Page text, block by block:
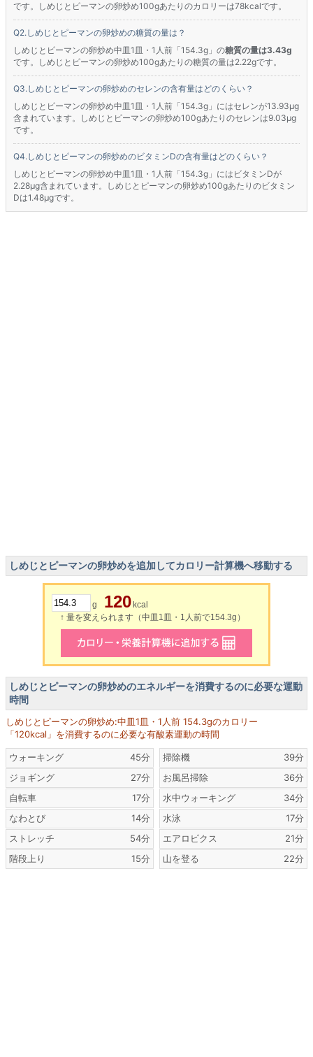
です。しめじとピーマンの卵炒め100gあたりのカロリーは78kcalです。
しめじとピーマンの卵炒めの糖質の量は？
しめじとピーマンの卵炒め中皿1皿・1人前「154.3g」の糖質の量は3.43g
です。しめじとピーマンの卵炒め100gあたりの糖質の量は2.22gです。
しめじとピーマンの卵炒めのセレンの含有量はどのくらい？
しめじとピーマンの卵炒め中皿1皿・1人前「154.3g」にはセレンが13.93μg
含まれています。しめじとピーマンの卵炒め100gあたりのセレンは9.03μg
です。
しめじとピーマンの卵炒めのビタミンDの含有量はどのくらい？
しめじとピーマンの卵炒め中皿1皿・1人前「154.3g」にはビタミンDが
2.28μg含まれています。しめじとピーマンの卵炒め100gあたりのビタミン
Dは1.48μgです。
しめじとピーマンの卵炒めを追加してカロリー計算機へ移動する
g 120 kcal
↑ 量を変えられます（中皿1皿・1人前で154.3g）
しめじとピーマンの卵炒めのエネルギーを消費するのに必要な運動
時間
しめじとピーマンの卵炒め:中皿1皿・1人前 154.3gのカロリー
「120kcal」を消費するのに必要な有酸素運動の時間
ウォーキング
45分
ジョギング
27分
自転車
17分
なわとび
14分
ストレッチ
54分
階段上り
15分
掃除機
39分
お風呂掃除
36分
水中ウォーキング
34分
水泳
17分
エアロビクス
21分
山を登る
22分